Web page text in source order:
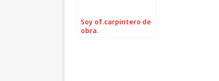
Soy of.carpintero de
obra.